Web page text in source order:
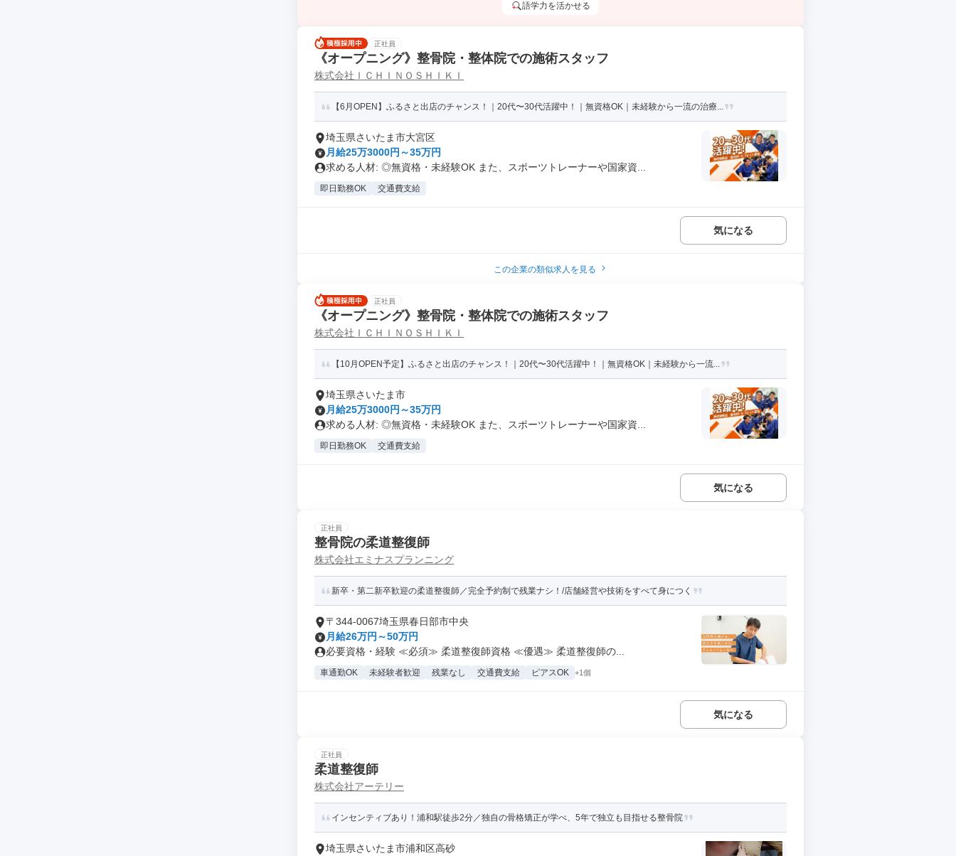
語学力を活かせる
正社員
《オープニング》整骨院・整体院での施術スタッフ
株式会社ＩＣＨＩＮＯＳＨＩＫＩ
【6月OPEN】ふるさと出店のチャンス！｜20代〜30代活躍中！｜無資格OK｜未経験から一流の治療...
埼玉県さいたま市大宮区
月給25万3000円～35万円
求める人材: ◎無資格・未経験OK また、スポーツトレーナーや国家資...
即日勤務OK 交通費支給
気になる
この企業の類似求人を見る
正社員
《オープニング》整骨院・整体院での施術スタッフ
株式会社ＩＣＨＩＮＯＳＨＩＫＩ
【10月OPEN予定】ふるさと出店のチャンス！｜20代〜30代活躍中！｜無資格OK｜未経験から一流...
埼玉県さいたま市
月給25万3000円～35万円
求める人材: ◎無資格・未経験OK また、スポーツトレーナーや国家資...
即日勤務OK 交通費支給
気になる
正社員
整骨院の柔道整復師
株式会社エミナスプランニング
新卒・第二新卒歓迎の柔道整復師／完全予約制で残業ナシ！/店舗経営や技術をすべて身につく
〒344-0067埼玉県春日部市中央
月給26万円～50万円
必要資格・経験 ≪必須≫ 柔道整復師資格 ≪優遇≫ 柔道整復師の...
車通勤OK 未経験者歓迎 残業なし 交通費支給 ピアスOK +1個
気になる
正社員
柔道整復師
株式会社アーテリー
インセンティブあり！浦和駅徒歩2分／独自の骨格矯正が学べ、5年で独立も目指せる整骨院
埼玉県さいたま市浦和区高砂